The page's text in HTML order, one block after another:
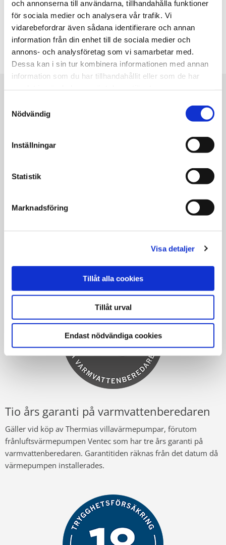
och annonserna till användarna, tillhandahålla funktioner
för sociala medier och analysera vår trafik. Vi
vidarebefordrar även sådana identifierare och annan
information från din enhet till de sociala medier och
annons- och analysföretag som vi samarbetar med.
Dessa kan i sin tur kombinera informationen med annan
information som du har tillhandahållit eller som de har
Nödvändig
Inställningar
Statistik
Marknadsföring
Visa detaljer
Tillåt alla cookies
Tillåt urval
Endast nödvändiga cookies
Trygghetsförsäkring i upp till 18 alternativt 16 år, beroende
på typ av värmepump - se nedan
Via våra utbildningar på Thermiaskolan ser vi till att alla våra
återförsäljare upprätthåller den kunskapsnivå som krävs för
att bli certifierad Thermia-installatör.
Tre års produktgaranti på hela produkten
garantitiden är slut tar trygghetsförsäkringen automatiskt vid,
utan att du behöver göra något (vid åskskada träder
Tio års garanti på varmvattenberedaren
Gäller vid köp av Thermias villavärmepumpar, förutom
frånluftsvärmepumpen Ventec som har tre års garanti på
varmvattenberedaren. Garantitiden räknas från det datum då
värmepumpen installerades.